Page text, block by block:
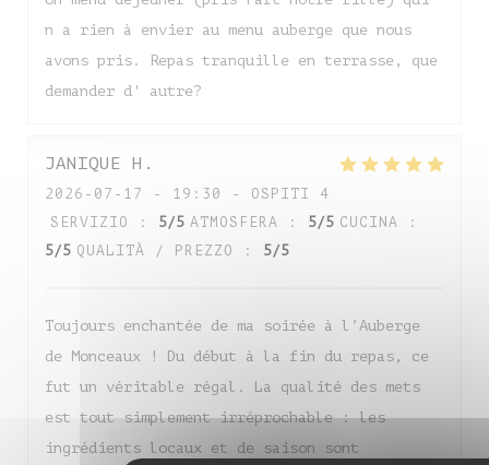
n a rien à envier au menu auberge que nous
avons pris. Repas tranquille en terrasse, que
demander d' autre?
JANIQUE H
2026-07-17
- 19:30 - OSPITI 4
SERVIZIO
: 5/5 ATMOSFERA : 5/5 CUCINA :
5/5 QUALITÀ / PREZZO : 5/5
Toujours enchantée de ma soirée à l’Auberge
de Monceaux ! Du début à la fin du repas, ce
fut un véritable régal. La qualité des mets
est tout simplement irréprochable : les
ingrédients locaux et de saison sont